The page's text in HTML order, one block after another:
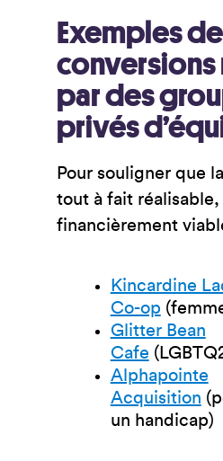
Exemples de
conversions
par des
privés
Pour souligner que
tout à fait
financièrement
Kincardine
Co-op
Glitter Bean
Cafe
Alphapointe
Acquisition
un handicap)